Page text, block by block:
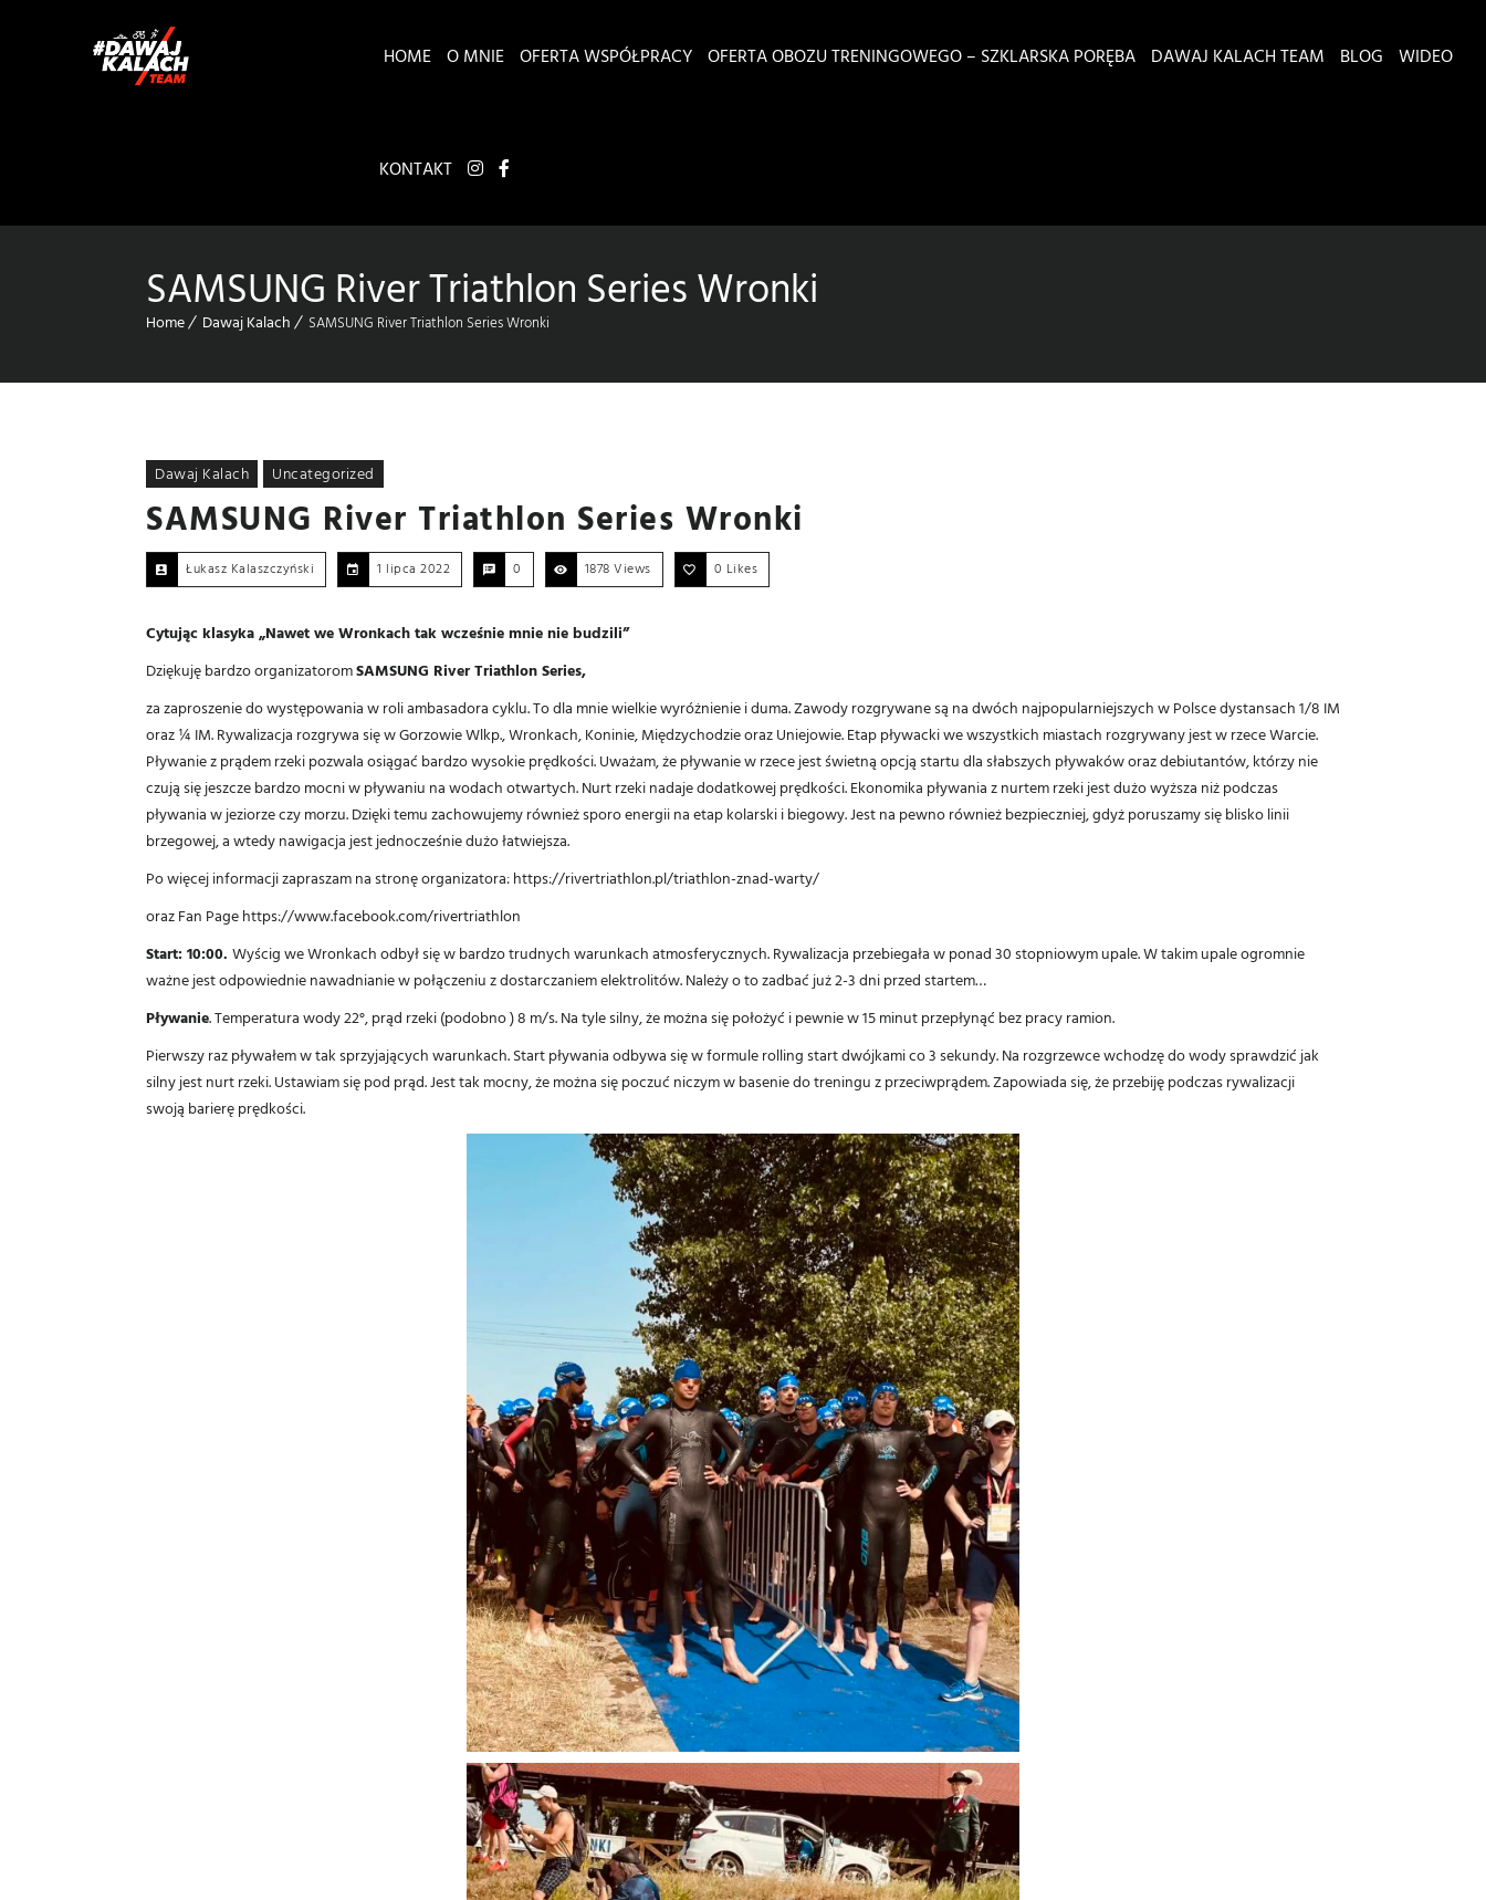
HOME O MNIE OFERTA WSPÓŁPRACY OFERTA OBOZU TRENINGOWEGO – SZKLARSKA PORĘBA DAWAJ KALACH TEAM BLOG WIDEO
KONTAKT
SAMSUNG River Triathlon Series Wronki
Home Dawaj Kalach SAMSUNG River Triathlon Series Wronki
Dawaj Kalach Uncategorized
SAMSUNG River Triathlon Series Wronki
Łukasz Kalaszczyński 1 lipca 2022 0 1878 Views 0 Likes
Cytując klasyka „Nawet we Wronkach tak wcześnie mnie nie budzili”
Dziękuję bardzo organizatoromSAMSUNG River Triathlon Series,
za zaproszenie do występowania w roli ambasadora cyklu. To dla mnie wielkie wyróżnienie i duma. Zawody rozgrywane są na dwóch najpopularniejszych w Polsce dystansach 1/8 IM
oraz ¼ IM. Rywalizacja rozgrywa się w Gorzowie Wlkp., Wronkach, Koninie, Międzychodzie oraz Uniejowie. Etap pływacki we wszystkich miastach rozgrywany jest w rzece Warcie.
Pływanie z prądem rzeki pozwala osiągać bardzo wysokie prędkości. Uważam, że pływanie w rzece jest świetną opcją startu dla słabszych pływaków oraz debiutantów, którzy nie
czują się jeszcze bardzo mocni w pływaniu na wodach otwartych. Nurt rzeki nadaje dodatkowej prędkości. Ekonomika pływania z nurtem rzeki jest dużo wyższa niż podczas
pływania w jeziorze czy morzu. Dzięki temu zachowujemy również sporo energii na etap kolarski i biegowy. Jest na pewno również bezpieczniej, gdyż poruszamy się blisko linii
brzegowej, a wtedy nawigacja jest jednocześnie dużo łatwiejsza.
Po więcej informacji zapraszam na stronę organizatora:https://rivertriathlon.pl/triathlon-znad-warty/
oraz Fan Pagehttps://www.facebook.com/rivertriathlon
Start: 10:00. Wyścig we Wronkach odbył się w bardzo trudnych warunkach atmosferycznych. Rywalizacja przebiegała w ponad 30 stopniowym upale. W takim upale ogromnie
ważne jest odpowiednie nawadnianie w połączeniu z dostarczaniem elektrolitów. Należy o to zadbać już 2-3 dni przed startem…
Pływanie. Temperatura wody 22°, prąd rzeki (podobno ) 8 m/s. Na tyle silny, że można się położyć i pewnie w 15 minut przepłynąć bez pracy ramion.
Pierwszy raz pływałem w tak sprzyjających warunkach. Start pływania odbywa się w formule rolling start dwójkami co 3 sekundy. Na rozgrzewce wchodzę do wody sprawdzić jak
silny jest nurt rzeki. Ustawiam się pod prąd. Jest tak mocny, że można się poczuć niczym w basenie do treningu z przeciwprądem. Zapowiada się, że przebiję podczas rywalizacji
swoją barierę prędkości.